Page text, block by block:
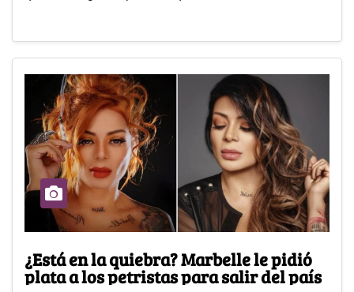
¿Está en la quiebra? Marbelle le pidió
plata a los petristas para salir del país